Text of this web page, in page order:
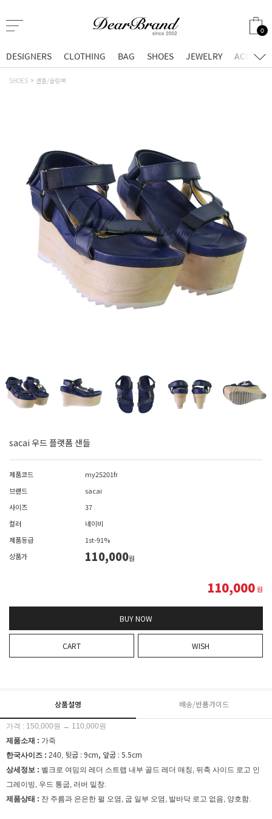
0
DESIGNERS CLOTHING BAG SHOES JEWELRY
SHOES 샌들/슬링백
sacai 우드 플랫폼 샌들
제품코드
my25201fr
브랜드
sacai
사이즈
37
컬러
네이비
제품등급
1st-91%
상품가
110,000원
110,000원
BUY NOW
CART WISH
상품설명 배송/반품가이드
가격 : 150,000원 → 110,000원
제품소재 : 가죽
한국사이즈 : 240, 뒷굽 : 9cm, 앞굽 : 5.5cm
상세정보 : 벨크로 여밈의 레더 스트랩 내부 골드 레더 매칭, 뒤축 사이드 로고 인
그레이빙, 우드 통굽, 러버 밑창.
제품상태 : 잔 주름과 은은한 펄 오염, 굽 일부 오염, 발바닥 로고 없음, 양호함.